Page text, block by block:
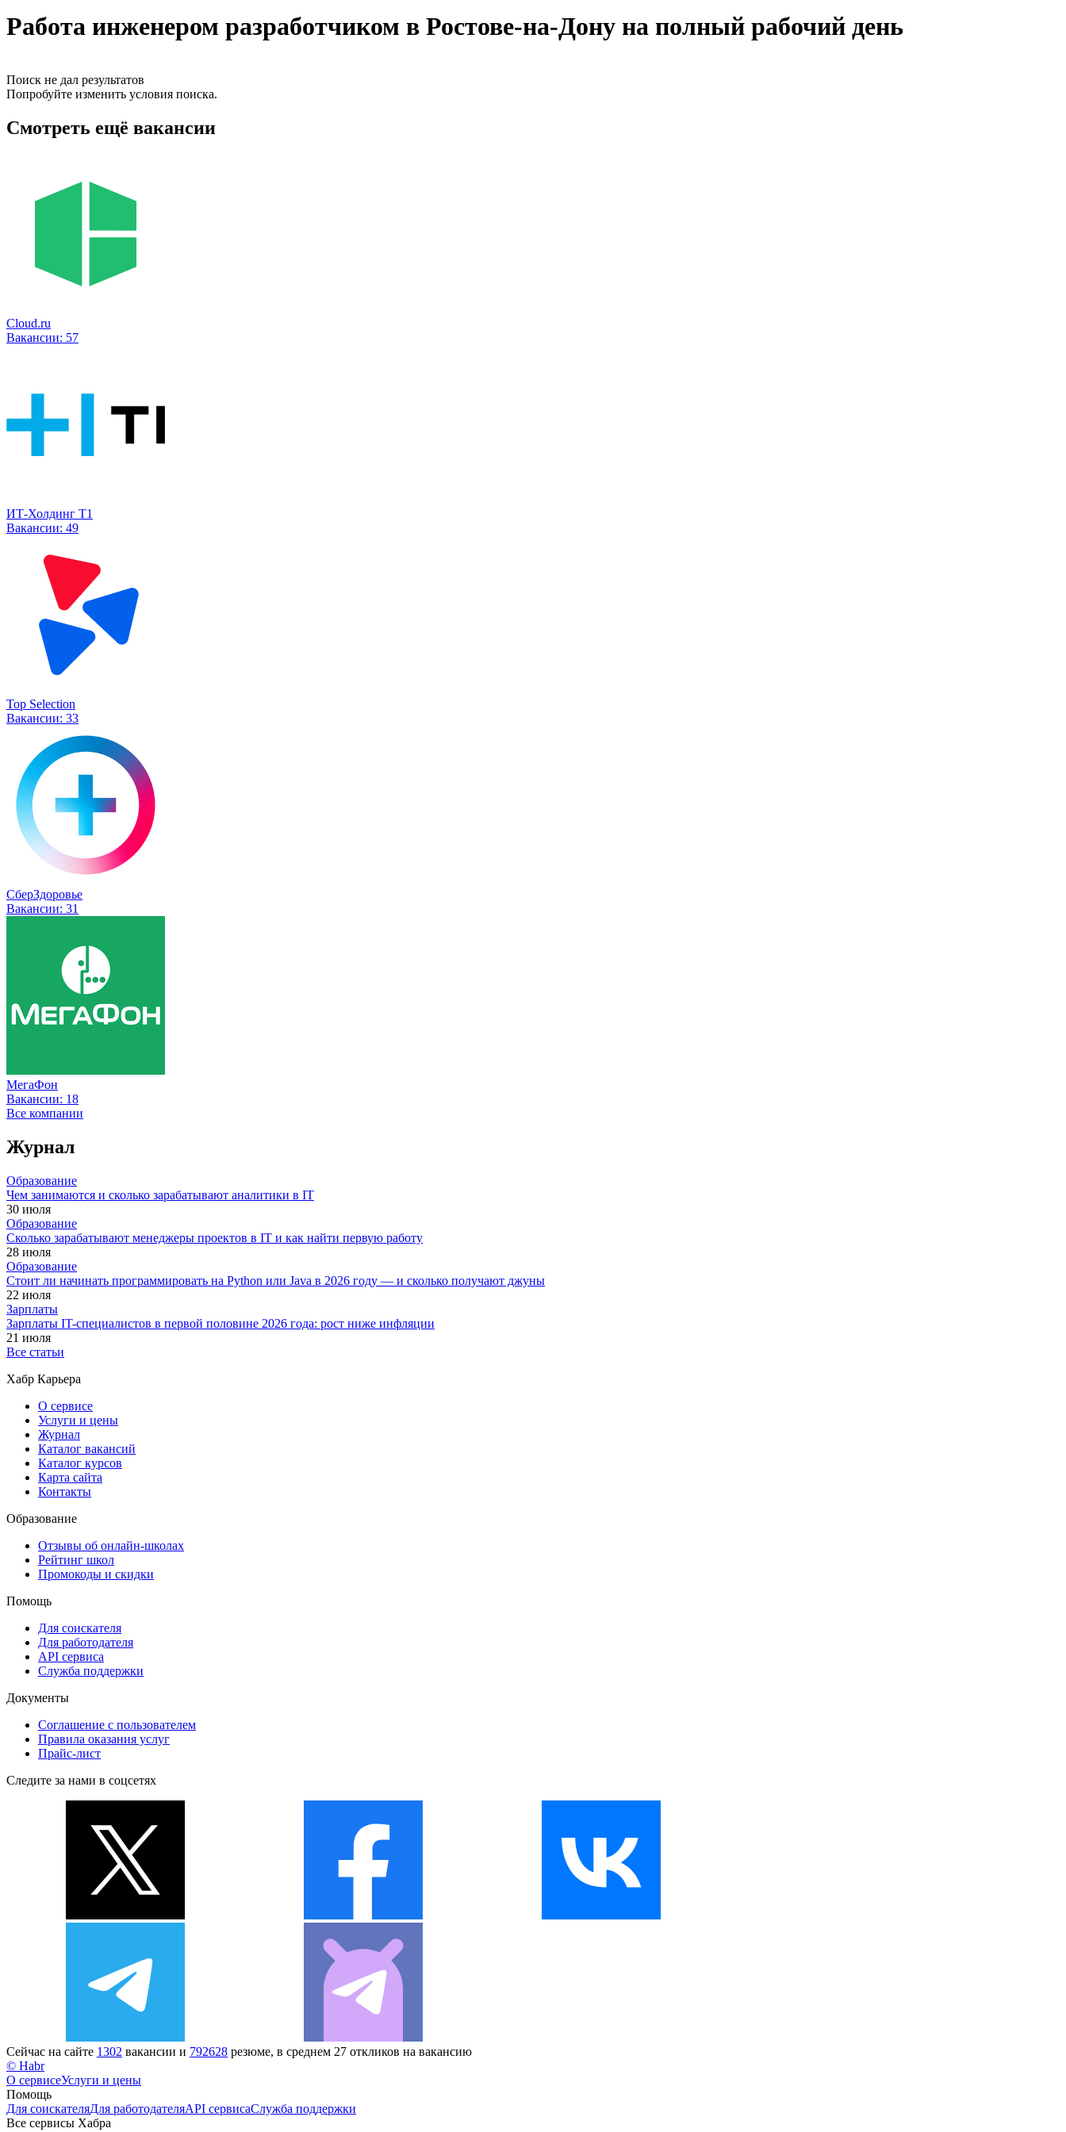
Работа инженером разработчиком в Ростове-на-Дону на полный рабочий день
Поиск не дал результатов
Попробуйте изменить условия поиска.
Смотреть ещё вакансии
Cloud.ru
Вакансии: 57
ИТ-Холдинг Т1
Вакансии: 49
Top Selection
Вакансии: 33
СберЗдоровье
Вакансии: 31
МегаФон
Вакансии: 18
Все компании
Журнал
Образование
Чем занимаются и сколько зарабатывают аналитики в IT
30 июля
Образование
Сколько зарабатывают менеджеры проектов в IT и как найти первую работу
28 июля
Образование
Стоит ли начинать программировать на Python или Java в 2026 году — и сколько получают джуны
22 июля
Зарплаты
Зарплаты IT-специалистов в первой половине 2026 года: рост ниже инфляции
21 июля
Все статьи
Хабр Карьера
О сервисе
Услуги и цены
Журнал
Каталог вакансий
Каталог курсов
Карта сайта
Контакты
Образование
Отзывы об онлайн-школах
Рейтинг школ
Промокоды и скидки
Помощь
Для соискателя
Для работодателя
API сервиса
Служба поддержки
Документы
Соглашение с пользователем
Правила оказания услуг
Прайс-лист
Следите за нами в соцсетях
Сейчас на сайте 1302 вакансии и 792628 резюме, в среднем 27 откликов на вакансию
© Habr
О сервисеУслуги и цены
Помощь
Для соискателяДля работодателяAPI сервисаСлужба поддержки
Все сервисы Хабра